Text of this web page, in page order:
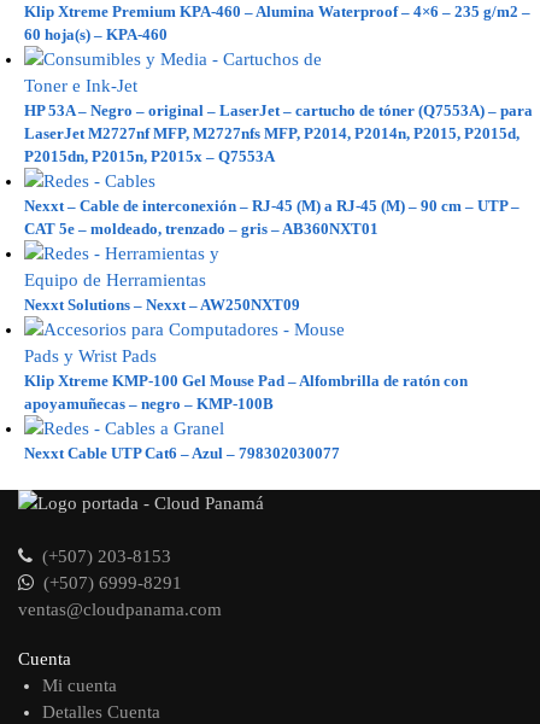
Klip Xtreme Premium KPA-460 – Alumina Waterproof – 4×6 – 235 g/m2 –
60 hoja(s) – KPA-460
HP 53A – Negro – original – LaserJet – cartucho de tóner (Q7553A) – para
LaserJet M2727nf MFP, M2727nfs MFP, P2014, P2014n, P2015, P2015d,
P2015dn, P2015n, P2015x – Q7553A
Nexxt – Cable de interconexión – RJ-45 (M) a RJ-45 (M) – 90 cm – UTP –
CAT 5e – moldeado, trenzado – gris – AB360NXT01
Nexxt Solutions – Nexxt – AW250NXT09
Klip Xtreme KMP-100 Gel Mouse Pad – Alfombrilla de ratón con
apoyamuñecas – negro – KMP-100B
Nexxt Cable UTP Cat6 – Azul – 798302030077
(+507) 203-8153
(+507) 6999-8291
ventas@cloudpanama.com
Cuenta
Mi cuenta
Detalles Cuenta